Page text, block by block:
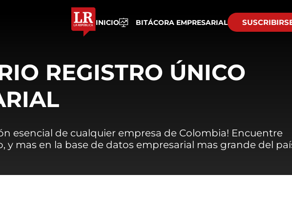
INICIO BITÁCORA EMPRESARIAL
REGISTRO ÚNICO
esencial de cualquier empresa de Colombia! Encuentre
y mas en la base de datos empresarial mas grande del